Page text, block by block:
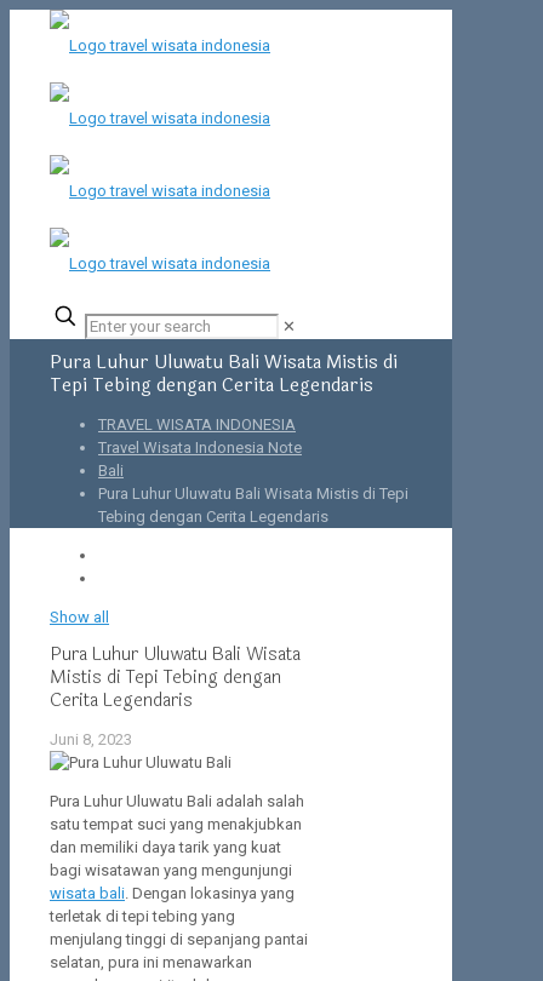
✕
Pura Luhur Uluwatu Bali Wisata Mistis di
Tepi Tebing dengan Cerita Legendaris
TRAVEL WISATA INDONESIA
Travel Wisata Indonesia Note
Bali
Pura Luhur Uluwatu Bali Wisata Mistis di Tepi
Tebing dengan Cerita Legendaris
Show all
Pura Luhur Uluwatu Bali Wisata
Mistis di Tepi Tebing dengan
Cerita Legendaris
Juni 8, 2023
Pura Luhur Uluwatu Bali adalah salah
satu tempat suci yang menakjubkan
dan memiliki daya tarik yang kuat
bagi wisatawan yang mengunjungi
wisata bali . Dengan lokasinya yang
terletak di tepi tebing yang
menjulang tinggi di sepanjang pantai
selatan, pura ini menawarkan